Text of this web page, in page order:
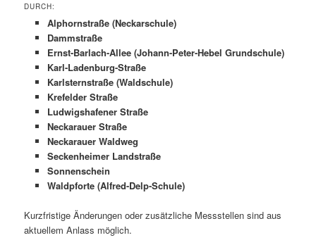
URCH:
Alphornstraße (Neckarschule)
Dammstraße
Ernst-Barlach-Allee (Johann-Peter-Hebel Grundschule)
Karl-Ladenburg-Straße
Karlsternstraße (Waldschule)
Krefelder Straße
Ludwigshafener Straße
Neckarauer Straße
Neckarauer Waldweg
Seckenheimer Landstraße
Sonnenschein
Waldpforte (Alfred-Delp-Schule)
Kurzfristige Änderungen oder zusätzliche Messstellen sind aus
aktuellem Anlass möglich.